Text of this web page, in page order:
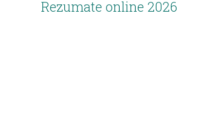
Rezumate online 2026